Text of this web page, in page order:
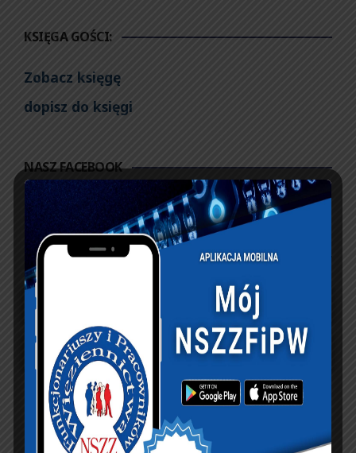
KSIĘGA GOŚCI:
Zobacz księgę
dopisz do księgi
NASZ FACEBOOK
UBEZPIECZENIA
sierpień 2026